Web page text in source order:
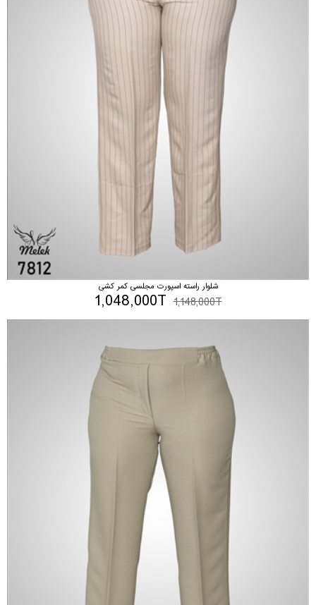
شلوار راسته اسپورت مجلسی کمر کشی
1,148,000T
1,048,000T